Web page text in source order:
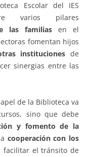
Escolar del IES
varios pilares
las familias en el
fomentan hijos
instituciones de
sinergias entre las
de la Biblioteca va
sino que debe
y fomento de la
cooperación con los
facilitar el tránsito de